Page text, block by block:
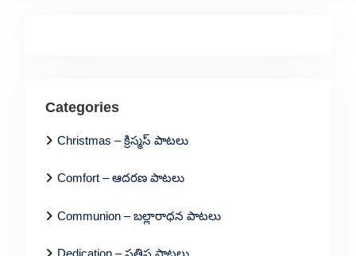
Categories
Christmas – క్రిస్మస్ పాటలు
Comfort – ఆదరణ పాటలు
Communion – బల్లారాధన పాటలు
Dedication – ప్రతిష్ఠ పాటలు